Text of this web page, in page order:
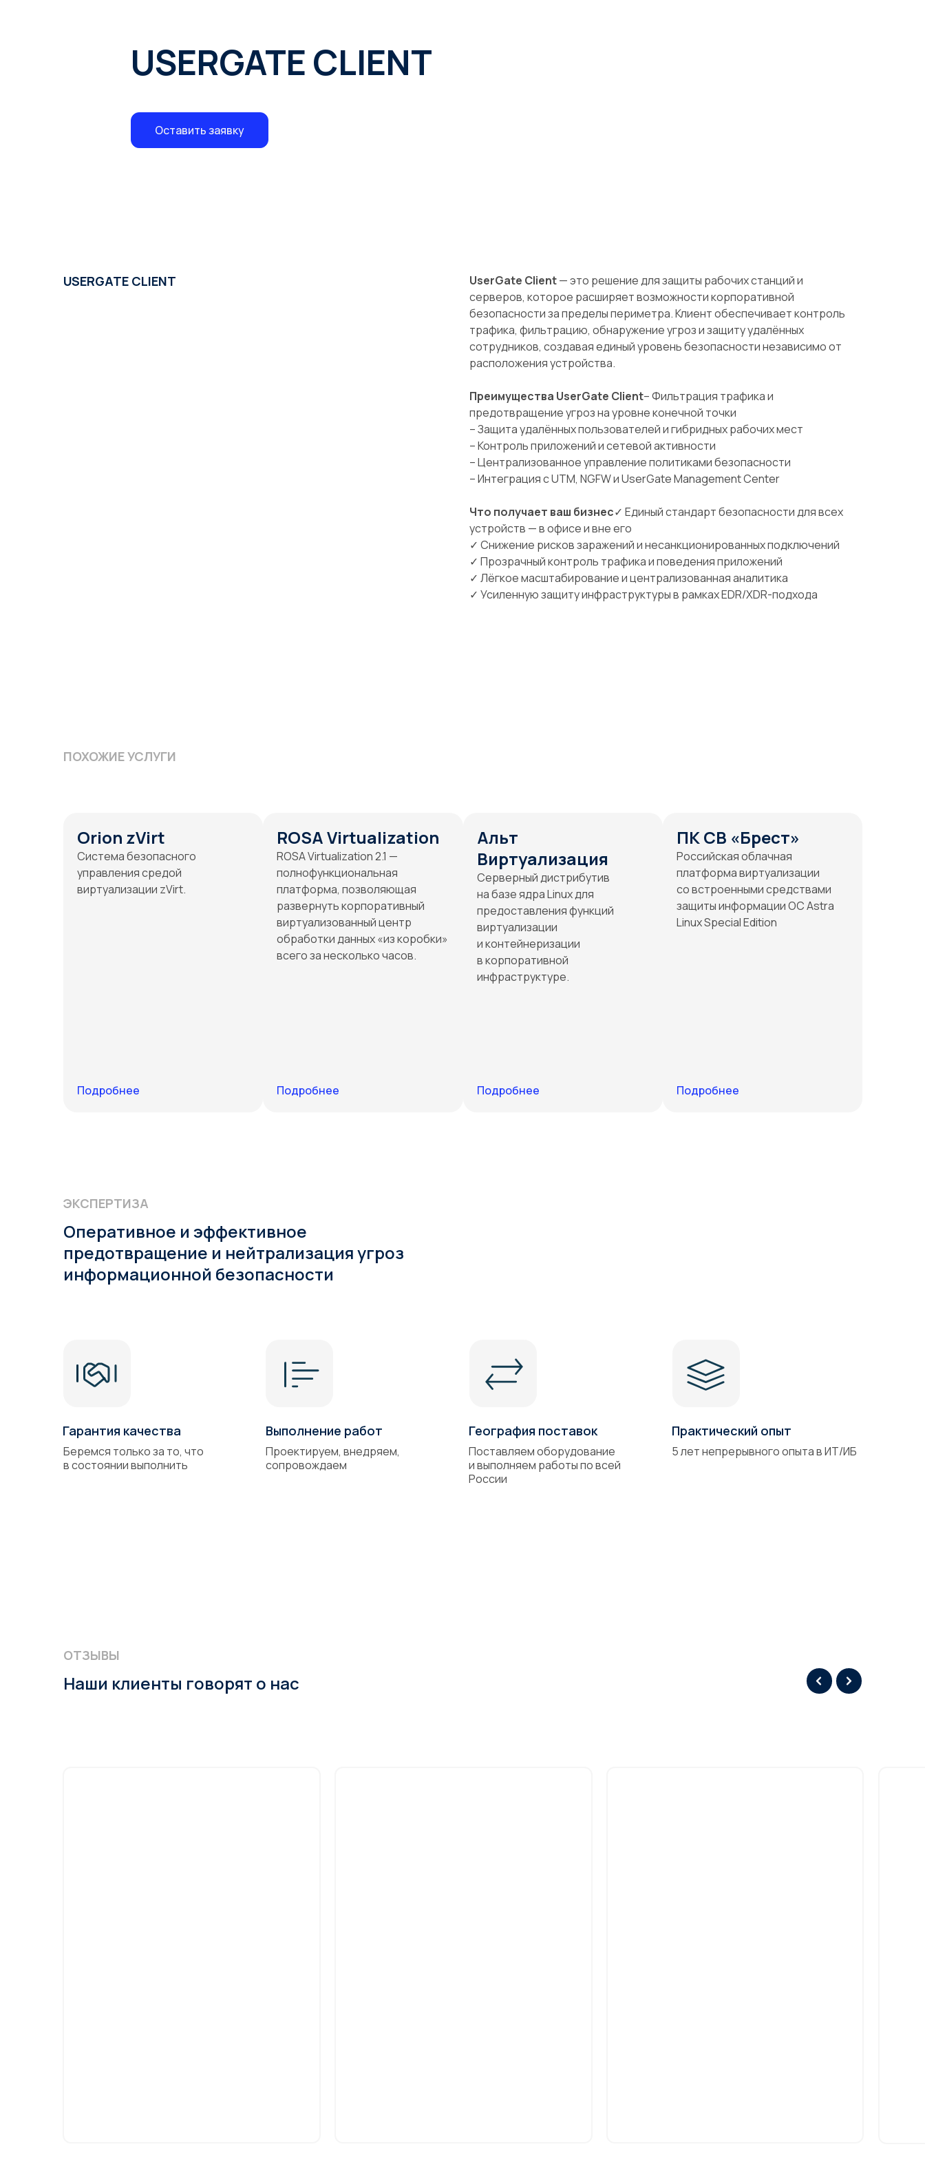
Оставить заявку
USERGATE CLIENT
UserGate Client— это решение для защиты рабочих станций и
серверов, которое расширяет возможности корпоративной
безопасности за пределы периметра. Клиент обеспечивает контроль
трафика, фильтрацию, обнаружение угроз и защиту удалённых
сотрудников, создавая единый уровень безопасности независимо от
расположения устройства.
Преимущества UserGate Client– Фильтрация трафика и
предотвращение угроз на уровне конечной точки
– Защита удалённых пользователей и гибридных рабочих мест
– Контроль приложений и сетевой активности
– Централизованное управление политиками безопасности
– Интеграция с UTM, NGFW и UserGate Management Center
Что получает ваш бизнес✓ Единый стандарт безопасности для всех
устройств — в офисе и вне его
✓ Снижение рисков заражений и несанкционированных подключений
✓ Прозрачный контроль трафика и поведения приложений
✓ Лёгкое масштабирование и централизованная аналитика
✓ Усиленную защиту инфраструктуры в рамках EDR/XDR-подхода
USERGATE CLIENT
ПОХОЖИЕ УСЛУГИ
Orion zVirt
Система безопасного
управления средой
виртуализации zVirt.
Подробнее
ROSA Virtualization
ROSA Virtualization 2.1 —
полнофункциональная
платформа, позволяющая
развернуть корпоративный
виртуализованный центр
обработки данных «из коробки»
всего за несколько часов.
Подробнее
Альт
Виртуализация
Cерверный дистрибутив
на базе ядра Linux для
предоставления функций
виртуализации
и контейнеризации
в корпоративной
инфраструктуре.
Подробнее
ПК СВ «Брест»
Российская облачная
платформа виртуализации
со встроенными средствами
защиты информации ОС Astra
Linux Special Edition
Подробнее
Оперативное и эффективное
предотвращение и нейтрализация угроз
информационной безопасности
ЭКСПЕРТИЗА
Гарантия качества
Беремся только за то, что
в состоянии выполнить
Выполнение работ
Проектируем, внедряем,
сопровождаем
География поставок Практический опыт
Поставляем оборудование
и выполняем работы по всей
России
5 лет непрерывного опыта в ИТ/ИБ
Наши клиенты говорят о нас
ОТЗЫВЫ